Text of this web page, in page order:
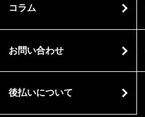
コラム
お問い合わせ
後払いについて